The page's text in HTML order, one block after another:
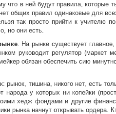
что в ней будут правила, которые
общих правил одинаковые для
так просто прийти к учителю
но они есть.
. На рынке существует
руководит регулятор (маркет
обязан обеспечить сию
рынок, тишина, никого нет, есть
народа у которых ни копейки
хедж фондами и другие
рынка начнут открывать ордера.